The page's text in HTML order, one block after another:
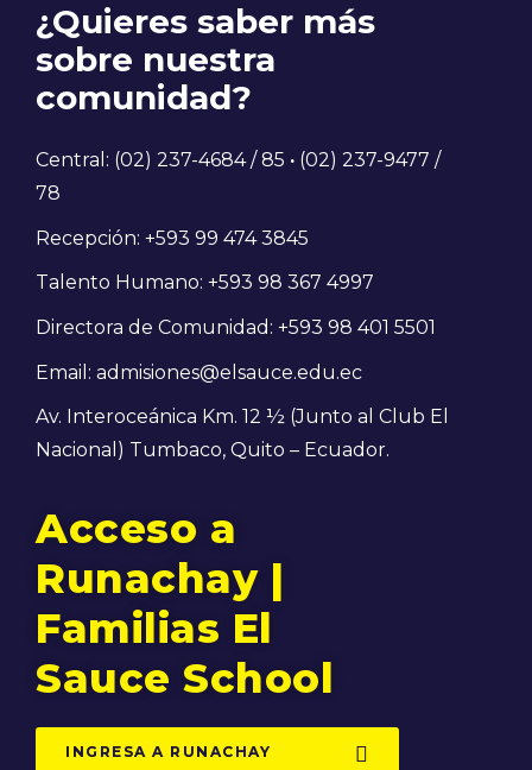
¿Quieres saber más
sobre nuestra
comunidad?
Central: (02) 237-4684 / 85 · (02) 237-9477 /
78
Recepción: +593 99 474 3845
Talento Humano: +593 98 367 4997
Directora de Comunidad: +593 98 401 5501
Email: admisiones@elsauce.edu.ec
Av. Interoceánica Km. 12 ½ (Junto al Club El
Nacional) Tumbaco, Quito – Ecuador.
Acceso a
Runachay |
Familias El
Sauce School
INGRESA A RUNACHAY